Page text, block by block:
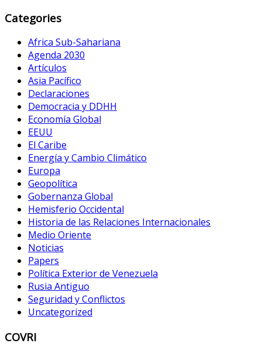
Categories
Africa Sub-Sahariana
Agenda 2030
Artículos
Asia Pacífico
Declaraciones
Democracia y DDHH
Economía Global
EEUU
El Caribe
Energía y Cambio Climático
Europa
Geopolítica
Gobernanza Global
Hemisferio Occidental
Historia de las Relaciones Internacionales
Medio Oriente
Noticias
Papers
Política Exterior de Venezuela
Rusia Antiguo
Seguridad y Conflictos
Uncategorized
COVRI